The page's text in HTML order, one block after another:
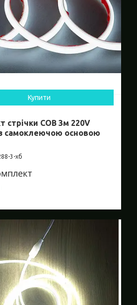
Купити
стрічки COB 3м 220V
самоклеючою основою
3-хб